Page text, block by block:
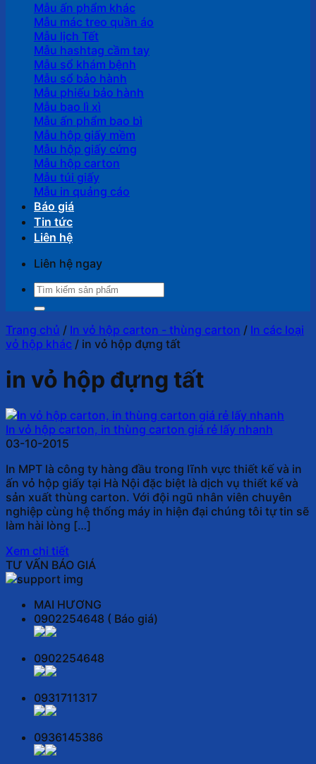
Mẫu ấn phẩm khác
Mẫu mác treo quần áo
Mẫu lịch Tết
Mẫu hashtag cầm tay
Mẫu sổ khám bệnh
Mẫu sổ bảo hành
Mẫu phiếu bảo hành
Mẫu bao lì xì
Mẫu ấn phẩm bao bì
Mẫu hộp giấy mềm
Mẫu hộp giấy cứng
Mẫu hộp carton
Mẫu túi giấy
Mẫu in quảng cáo
Báo giá
Tin tức
Liên hệ
Liên hệ ngay
Tìm
kiếm:
Trang chủ / In vỏ hộp carton - thùng carton / In các loại
vỏ hộp khác / in vỏ hộp đựng tất
in vỏ hộp đựng tất
In vỏ hộp carton, in thùng carton giá rẻ lấy nhanh
03-10-2015
In MPT là công ty hàng đầu trong lĩnh vực thiết kế và in
ấn vỏ hộp giấy tại Hà Nội đặc biệt là dịch vụ thiết kế và
sản xuất thùng carton. Với đội ngũ nhân viên chuyên
nghiệp cùng hệ thống máy in hiện đại chúng tôi tự tin sẽ
làm hài lòng […]
Xem chi tiết
TƯ VẤN BÁO GIÁ
MAI HƯƠNG
0902254648 ( Báo giá)
0902254648
0931711317
0936145386